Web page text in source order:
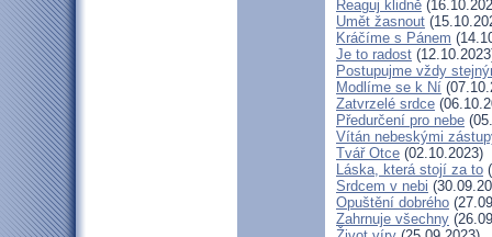
Reaguj klidně
Umět žasnout
Kráčíme s Pánem
Je to radost
Postupujme vždy
Modlíme se k Ní
Zatvrzelé srdce
Předurčení pro nebe
Vítán nebeskými
Tvář Otce (02.10.2023)
Láska, která stojí za to
Srdcem v nebi
Opuštění dobrého
Zahrnuje všechny